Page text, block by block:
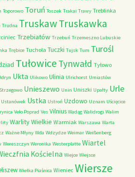
Toporowo Toruń Toszek Trakai Trawy Treblinka
Trudna TruskawTruskawka
Trzebiatów Trzebuń Trzemeszno Lubuskie
Trębice Tuchola Tuczki Tujsk Tum Turośl
Tułowice Tynwałd Tyłowo
Ukta Ulikowo Ulinia Ulrichorst Umiastów
Unieszewo Unin Uniszki Upałty Urle
Ustanówek Ustka Ustroń Uzdowo Uznam Uścięcice
Velo Poprad Ves Vilnius Wadąg Walidrogi Walim
Warlity Wielkie Warmiak Warszawa Warta
Ważne Młyny Wda Wdzydze Weimar Weißenberg
Wereszczyn Weronika Westerplatte Wiartel
Kościelna Wiejce Wiejsce
Wielka Piaśnica Wieniec Wiersze